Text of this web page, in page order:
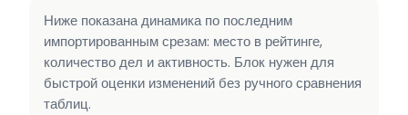
Ниже показана динамика по последним
импортированным срезам: место в рейтинге,
количество дел и активность. Блок нужен для
быстрой оценки изменений без ручного сравнения
таблиц.